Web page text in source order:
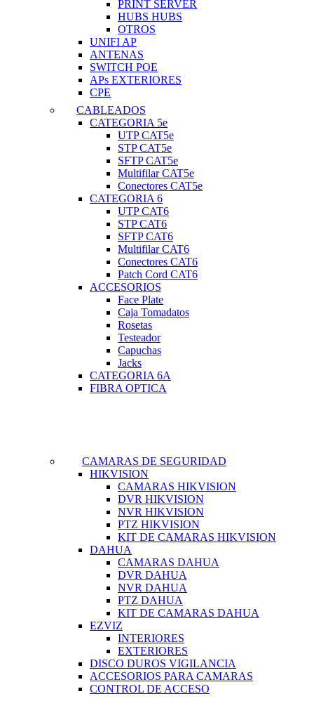
PRINT SERVER
HUBS HUBS
OTROS
UNIFI AP
ANTENAS
SWITCH POE
APs EXTERIORES
CPE
CABLEADOS
CATEGORIA 5e
UTP CAT5e
STP CAT5e
SFTP CAT5e
Multifilar CAT5e
Conectores CAT5e
CATEGORIA 6
UTP CAT6
STP CAT6
SFTP CAT6
Multifilar CAT6
Conectores CAT6
Patch Cord CAT6
ACCESORIOS
Face Plate
Caja Tomadatos
Rosetas
Testeador
Capuchas
Jacks
CATEGORIA 6A
FIBRA OPTICA
CAMARAS DE SEGURIDAD
HIKVISION
CAMARAS HIKVISION
DVR HIKVISION
NVR HIKVISION
PTZ HIKVISION
KIT DE CAMARAS HIKVISION
DAHUA
CAMARAS DAHUA
DVR DAHUA
NVR DAHUA
PTZ DAHUA
KIT DE CAMARAS DAHUA
EZVIZ
INTERIORES
EXTERIORES
DISCO DUROS VIGILANCIA
ACCESORIOS PARA CAMARAS
CONTROL DE ACCESO